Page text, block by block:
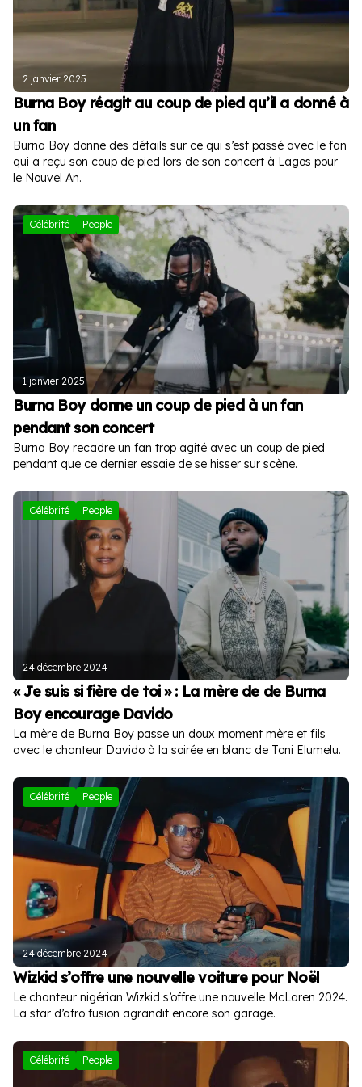
2 janvier 2025
Burna Boy réagit au coup de pied qu’il a donné à
un fan
Burna Boy donne des détails sur ce qui s’est passé avec le fan
qui a reçu son coup de pied lors de son concert à Lagos pour
le Nouvel An.
Célébrité People
1 janvier 2025
Burna Boy donne un coup de pied à un fan
pendant son concert
Burna Boy recadre un fan trop agité avec un coup de pied
pendant que ce dernier essaie de se hisser sur scène.
Célébrité People
24 décembre 2024
« Je suis si fière de toi » : La mère de de Burna
Boy encourage Davido
La mère de Burna Boy passe un doux moment mère et fils
avec le chanteur Davido à la soirée en blanc de Toni Elumelu.
Célébrité People
24 décembre 2024
Wizkid s’offre une nouvelle voiture pour Noël
Le chanteur nigérian Wizkid s’offre une nouvelle McLaren 2024.
La star d’afro fusion agrandit encore son garage.
Célébrité People